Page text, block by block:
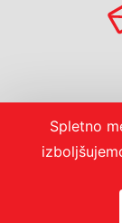
Spletno